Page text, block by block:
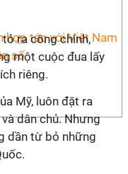
hợp tác với Việt Nam
số
ra công chính,
một cuộc đua lấy
riêng.
Mỹ, luôn đặt ra
dân chủ. Nhưng
dần từ bỏ những